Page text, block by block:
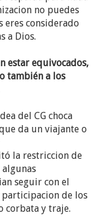
por no seguirlas.
vuelve a cargar
en
él usa, o sea,
de Josué 9
resaltar cómo
no sabían
de entre
que fue dos
estaba
ser
no puedes
eres considerado
a Dios.
estar equivocados,
también a los
del CG choca
da un viajante o
la restriccion de
algunas
seguir con el
participacion de los
corbata y traje.